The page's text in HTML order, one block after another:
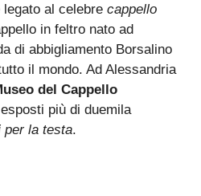
al celebre cappello
in feltro nato ad
di abbigliamento Borsalino
il mondo. Ad Alessandria
del Cappello
più di duemila
per la testa.